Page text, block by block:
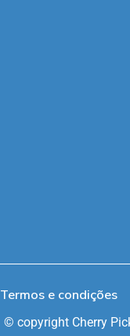
Termos e condições
© copyright Cherry